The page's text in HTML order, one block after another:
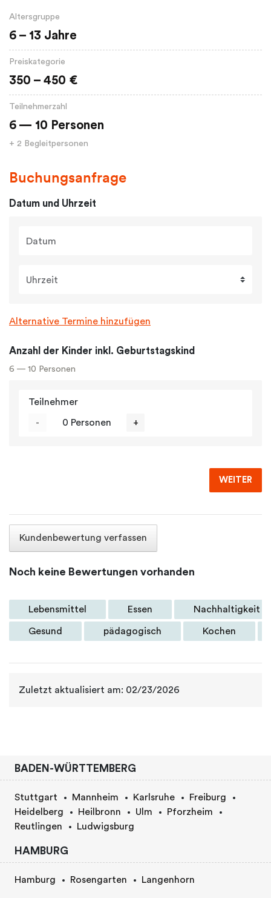
Altersgruppe
6 – 13 Jahre
Preiskategorie
350 – 450 €
Teilnehmerzahl
6 — 10 Personen
+ 2 Begleitpersonen
Buchungsanfrage
Datum und Uhrzeit
Datum
Uhrzeit
Alternative Termine hinzufügen
Anzahl der Kinder inkl. Geburtstagskind
6 — 10 Personen
Teilnehmer
- 0 Personen +
WEITER
Kundenbewertung verfassen
Noch keine Bewertungen vorhanden
Lebensmittel Essen Nachhaltigkeit
Gesund pädagogisch Kochen
Zuletzt aktualisiert am: 02/23/2026
BADEN-WÜRTTEMBERG
Stuttgart Mannheim Karlsruhe
Freiburg
Heidelberg
Heilbronn Ulm
Pforzheim
Reutlingen
Ludwigsburg
HAMBURG
Hamburg Rosengarten Langenhorn